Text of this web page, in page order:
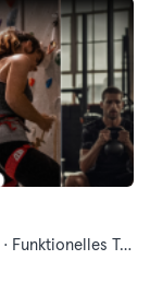
Bouldern · Boxsport · Crosstraining · Fitness · Funktionelles Training · Pilates · Squash · Yoga